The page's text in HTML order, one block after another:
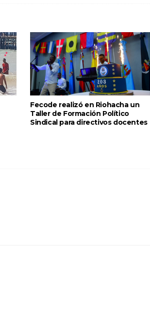
Fecode realizó en Riohacha un
Taller de Formación Político
Sindical para directivos docentes